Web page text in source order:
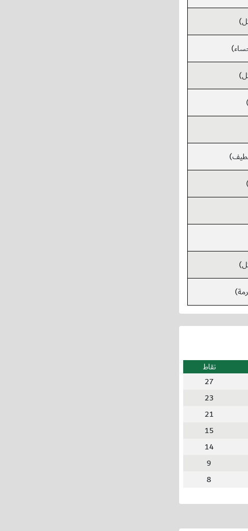
نقاط
27
23
21
15
14
9
8